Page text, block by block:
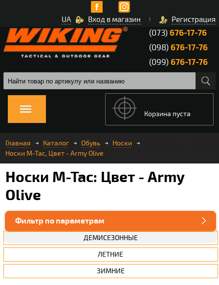
Вход в магазин Регистрация
UA
(073)676-17-76
(098)676-17-76
(099)676-17-76
Корзина пуста
Главная Каталог Обувь
Носки
Носки M-Tac, Цвет - Army Olive
Носки M-Tac: Цвет - Army
Olive
Фильтр по параметрам
ДЕМИСЕЗОННЫЕ
ЛЕТНИЕ
ЗИМНИЕ